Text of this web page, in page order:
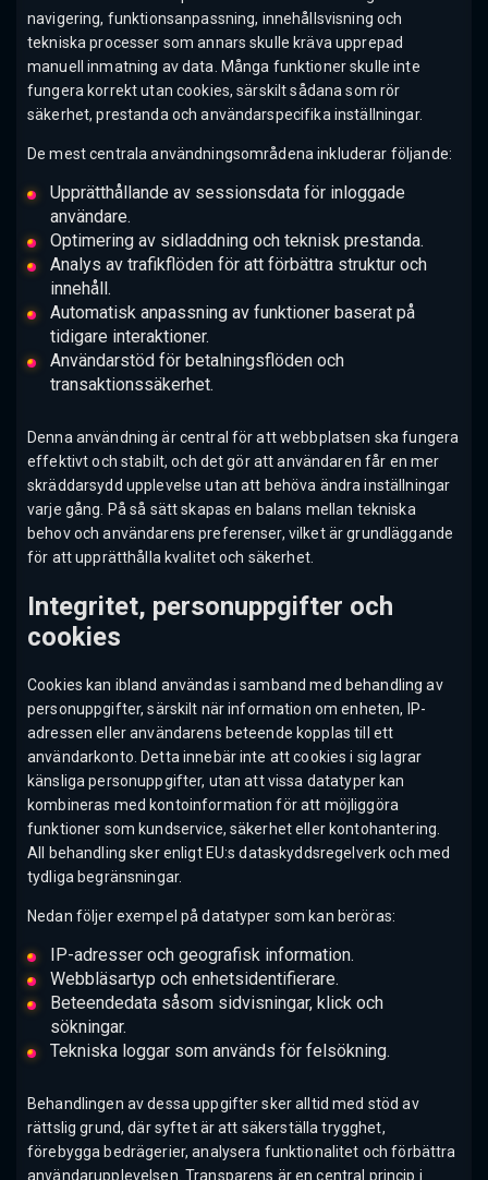
navigering, funktionsanpassning, innehållsvisning och
tekniska processer som annars skulle kräva upprepad
manuell inmatning av data. Många funktioner skulle inte
fungera korrekt utan cookies, särskilt sådana som rör
säkerhet, prestanda och användarspecifika inställningar.
De mest centrala användningsområdena inkluderar följande:
Upprätthållande av sessionsdata för inloggade
användare.
Optimering av sidladdning och teknisk prestanda.
Analys av trafikflöden för att förbättra struktur och
innehåll.
Automatisk anpassning av funktioner baserat på
tidigare interaktioner.
Användarstöd för betalningsflöden och
transaktionssäkerhet.
Denna användning är central för att webbplatsen ska fungera
effektivt och stabilt, och det gör att användaren får en mer
skräddarsydd upplevelse utan att behöva ändra inställningar
varje gång. På så sätt skapas en balans mellan tekniska
behov och användarens preferenser, vilket är grundläggande
för att upprätthålla kvalitet och säkerhet.
Integritet, personuppgifter och
cookies
Cookies kan ibland användas i samband med behandling av
personuppgifter, särskilt när information om enheten, IP-
adressen eller användarens beteende kopplas till ett
användarkonto. Detta innebär inte att cookies i sig lagrar
känsliga personuppgifter, utan att vissa datatyper kan
kombineras med kontoinformation för att möjliggöra
funktioner som kundservice, säkerhet eller kontohantering.
All behandling sker enligt EU:s dataskyddsregelverk och med
tydliga begränsningar.
Nedan följer exempel på datatyper som kan beröras:
IP-adresser och geografisk information.
Webbläsartyp och enhetsidentifierare.
Beteendedata såsom sidvisningar, klick och
sökningar.
Tekniska loggar som används för felsökning.
Behandlingen av dessa uppgifter sker alltid med stöd av
rättslig grund, där syftet är att säkerställa trygghet,
förebygga bedrägerier, analysera funktionalitet och förbättra
användarupplevelsen. Transparens är en central princip i